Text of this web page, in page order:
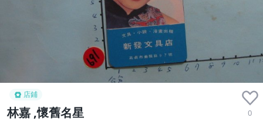
店鋪
林嘉 ,懷舊名星 0